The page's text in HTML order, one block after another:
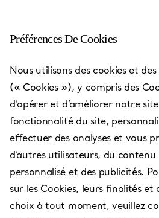
Les adresses Tiffany &
Pays/Région
Préférences De Cookies
Nous utilisons des cookies et
(« Cookies »), y compris des
d’opérer et d’améliorer notre
fonctionnalité du site,
effectuer des analyses et vous
d’autres utilisateurs, du
personnalisé et des publicités.
sur les Cookies, leurs finalités
choix à tout moment, veuillez